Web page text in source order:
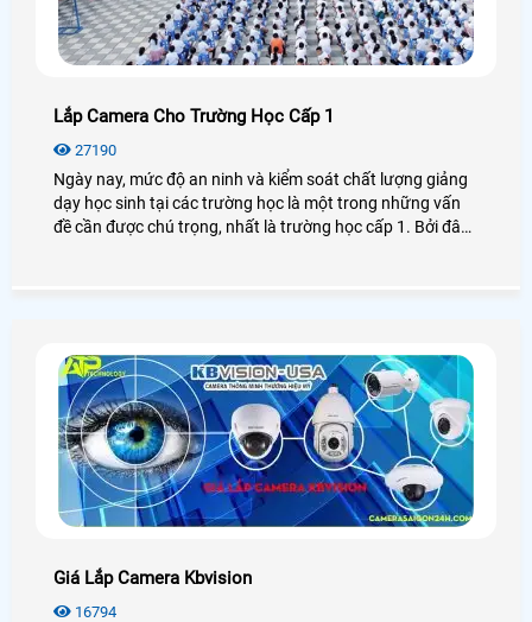
Lắp Camera Cho Trường Học Cấp 1
27190
Ngày nay, mức độ an ninh và kiểm soát chất lượng giảng
dạy học sinh tại các trường học là một trong những vấn
đề cần được chú trọng, nhất là trường học cấp 1. Bởi đây
Giá Lắp Camera Kbvision
16794